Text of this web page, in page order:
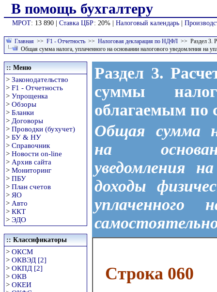
В помощь бухгалтеру
МРОТ: 13 890 | Ставка ЦБР: 20% | Налоговый календарь
Главная >> F1 - Отчетность >> Налоговая декларация по НДФЛ >> Раздел 3.
Общая сумма налога, уплаченного на основании налогового уведомления на
:: Меню
> Законодательство
> F1 - Отчетность
> Упрощенка
> Обзоры
> Бланки
> Договоры
> Проводки (бухучет)
> БУ & НУ
> Справочник
> Новости on-line
> Архив сайта
> Мониторинг
> ПБУ
> План счетов
> ЯО
> Авто
> ККТ
> ЭДО
:: Классификаторы
> ОКСМ
> ОКВЭД [2]
> ОКПД [2]
> ОКВ
> ОКЕИ
Раздел 3.
суммы
облагаемым по
Общая сумма
на
уведомления
доходы
уплаченного
Строка 060